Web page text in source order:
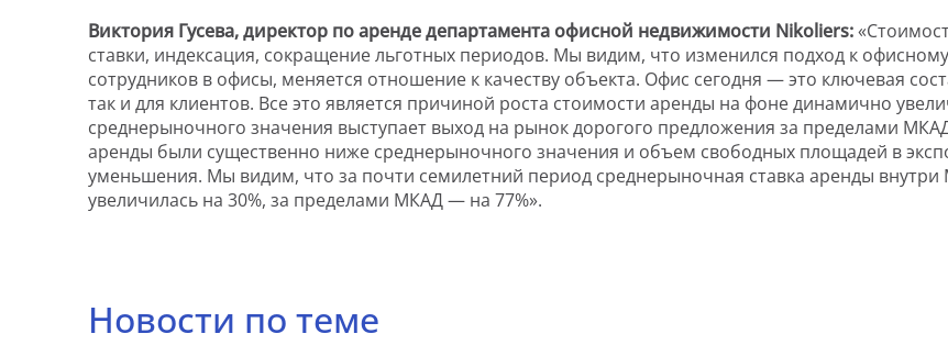
Виктория Гусева, директор по аренде департамента офисной недвижимости Nikoliers:
ставки, индексация, сокращение льготных периодов. Мы видим, что изменился подход к
сотрудников в офисы, меняется отношение к качеству объекта. Офис сегодня — это ключевая
так и для клиентов. Все это является причиной роста стоимости аренды на фоне динамично
среднерыночного значения выступает выход на рынок дорогого предложения за пределами
аренды были существенно ниже среднерыночного значения и объем свободных площадей в
уменьшения. Мы видим, что за почти семилетний период среднерыночная ставка аренды
увеличилась на 30%, за пределами МКАД — на 77%».
Новости по теме